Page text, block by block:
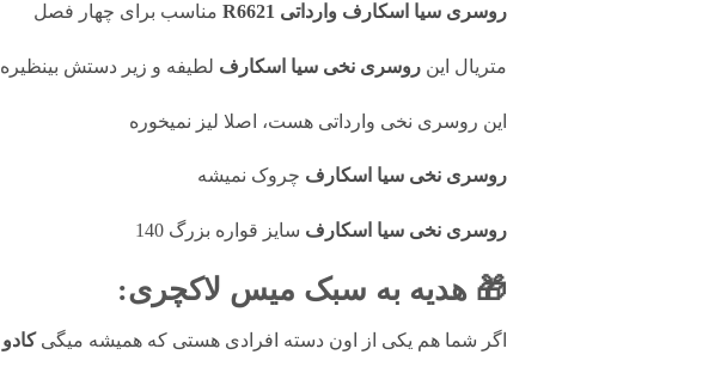
روسری سیا اسکارف وارداتی R6621 مناسب برای چهار فصل
متریال این روسری نخی سیا اسکارف لطیفه و زیر دستش بینظیره
این روسری نخی وارداتی هست، اصلا لیز نمیخوره
روسری نخی سیا اسکارف چروک نمیشه
روسری نخی سیا اسکارف سایز قواره بزرگ 140
🎁 هدیه به سبک میس لاکچری:
اگر شما هم یکی از اون دسته افرادی هستی که همیشه میگی